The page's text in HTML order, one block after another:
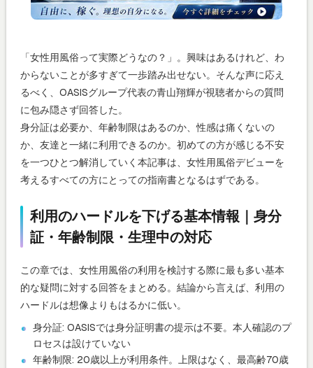
「女性用風俗って実際どうなの？」。興味はあるけれど、わ
からないことが多すぎて一歩踏み出せない。そんな声に応え
るべく、OASISグループ代表の青山翔輝が視聴者からの質問
に包み隠さず回答した。
身分証は必要か、年齢制限はあるのか、性感は痛くないの
か、友達と一緒に利用できるのか。初めての方が感じる不安
を一つひとつ解消していく本記事は、女性用風俗デビューを
考えるすべての方にとっての指南書となるはずである。
利用のハードルを下げる基本情報｜身分
証・年齢制限・生理中の対応
この章では、女性用風俗の利用を検討する際に最も多い基本
的な疑問に対する回答をまとめる。結論から言えば、利用の
ハードルは想像よりもはるかに低い。
身分証: OASISでは身分証明書の提示は不要。本人確認のプ
ロセスは設けていない
年齢制限: 20歳以上が利用条件。上限はなく、最高齢70歳